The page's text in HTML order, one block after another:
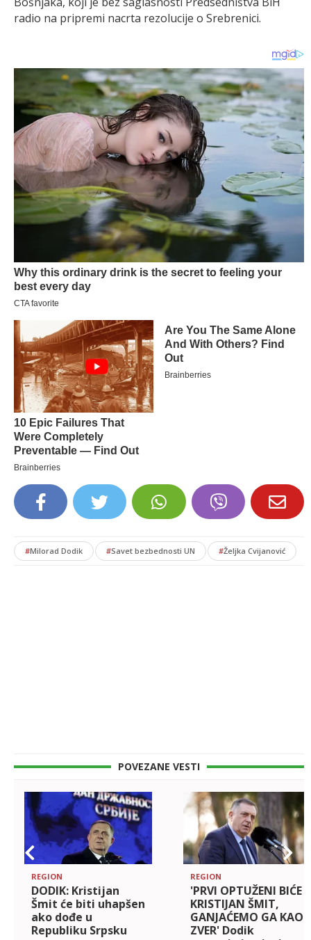
radio na pripremi nacrta rezolucije o Srebrenici.
#Milorad Dodik #Savet bezbednosti UN #Željka Cvijanović
POVEZANE VESTI
REGION
DODIK: Kristijan
Šmit će biti uhapšen
ako dođe u
Republiku Srpsku
REGION
'PRVI OPTUŽENI BIĆE
KRISTIJAN ŠMIT,
GANJAĆEMO GA KAO
ZVER' Dodik